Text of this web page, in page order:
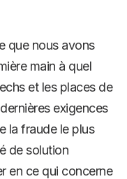
que nous avons
main à quel
et les places de
exigences
la fraude le plus
de solution
en ce qui concerne